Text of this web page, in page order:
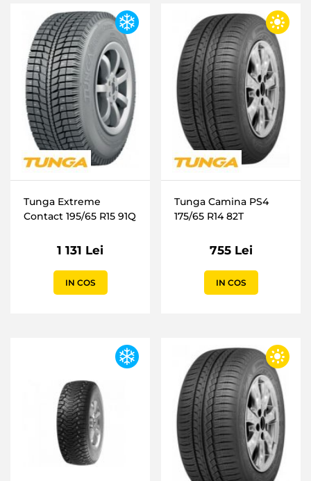
Tunga Extreme
Contact 195/65 R15 91Q
1 131 Lei
IN COS
Tunga Camina PS4
175/65 R14 82T
755 Lei
IN COS